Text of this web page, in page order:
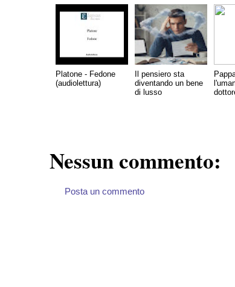
Platone - Fedone
(audiolettura)
Il pensiero sta
diventando un bene
di lusso
Nessun commento:
Posta un commento